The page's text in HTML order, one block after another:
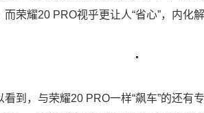
荣耀20 PRO视乎更让人“省心”，内化
到，与荣耀20 PRO一样“飙车”的还有